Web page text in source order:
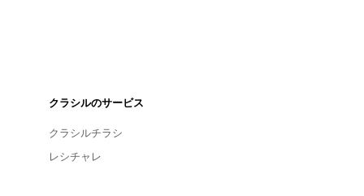
クラシルのサービス
クラシルチラシ
レシチャレ